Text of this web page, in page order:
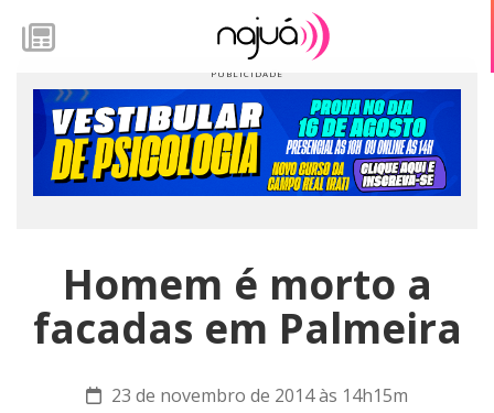
Homem é morto a
facadas em Palmeira
23 de novembro de 2014 às 14h15m